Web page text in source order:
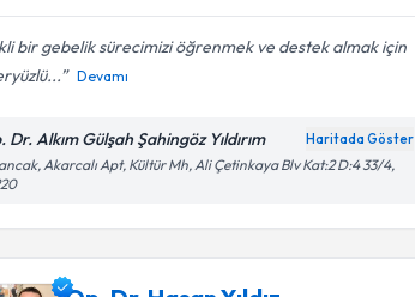
bir gebelik sürecimizi öğrenmek ve destek almak için
Devamı
Dr. Alkım Gülşah Şahingöz Yıldırım Haritada Göster
Akarcalı Apt, Kültür Mh, Ali Çetinkaya Blv Kat:2 D:4 33/4,